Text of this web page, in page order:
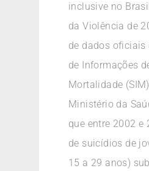
inclusive no
da Violência de
de dados oficiais
de Informações
Mortalidade
Ministério da
que entre 2002 e
de suicídios de
15 a 29 anos)